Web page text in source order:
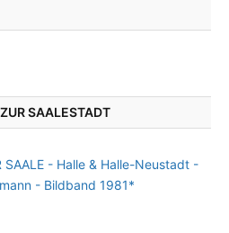
SAALESTADT
SAALE - Halle & Halle-Neustadt -
- Bildband 1981*